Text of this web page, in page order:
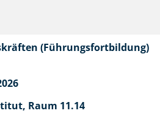
(Führungsfortbildung)
Raum 11.14